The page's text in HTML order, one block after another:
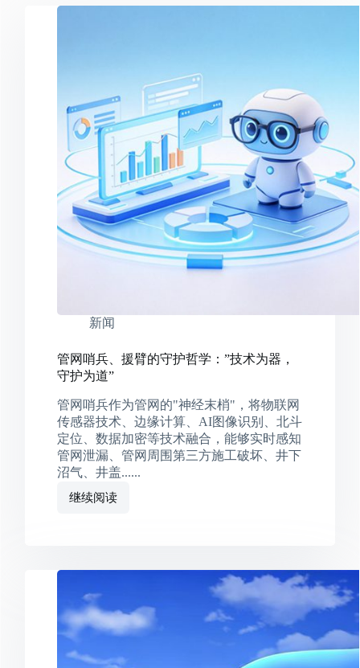
新闻
管网哨兵、援臂的守护哲学：”技术为器，
守护为道”
管网哨兵作为管网的"神经末梢"，将物联网
传感器技术、边缘计算、AI图像识别、北斗
定位、数据加密等技术融合，能够实时感知
管网泄漏、管网周围第三方施工破坏、井下
沼气、井盖......
继续阅读